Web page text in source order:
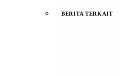
BERITA TERKAIT